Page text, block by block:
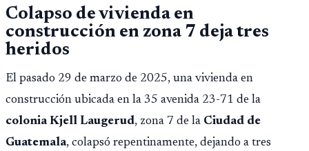
Colapso de vivienda en
construcción en zona 7 deja tres
heridos
El pasado 29 de marzo de 2025, una vivienda en
construcción ubicada en la 35 avenida 23-71 de la
colonia Kjell Laugerud, zona 7 de la Ciudad de
Guatemala, colapsó repentinamente, dejando a tres